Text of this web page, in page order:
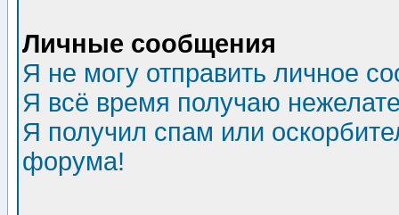
Личные сообщения
Я не могу отправить личное
Я всё время получаю
Я получил спам или
форума!